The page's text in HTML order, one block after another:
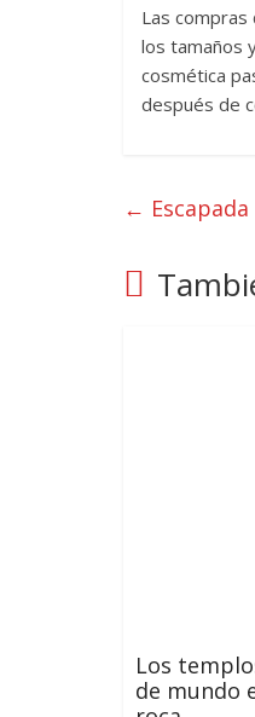
Las compras
los tamaños
cosmética
después de
←
Los
de mundo